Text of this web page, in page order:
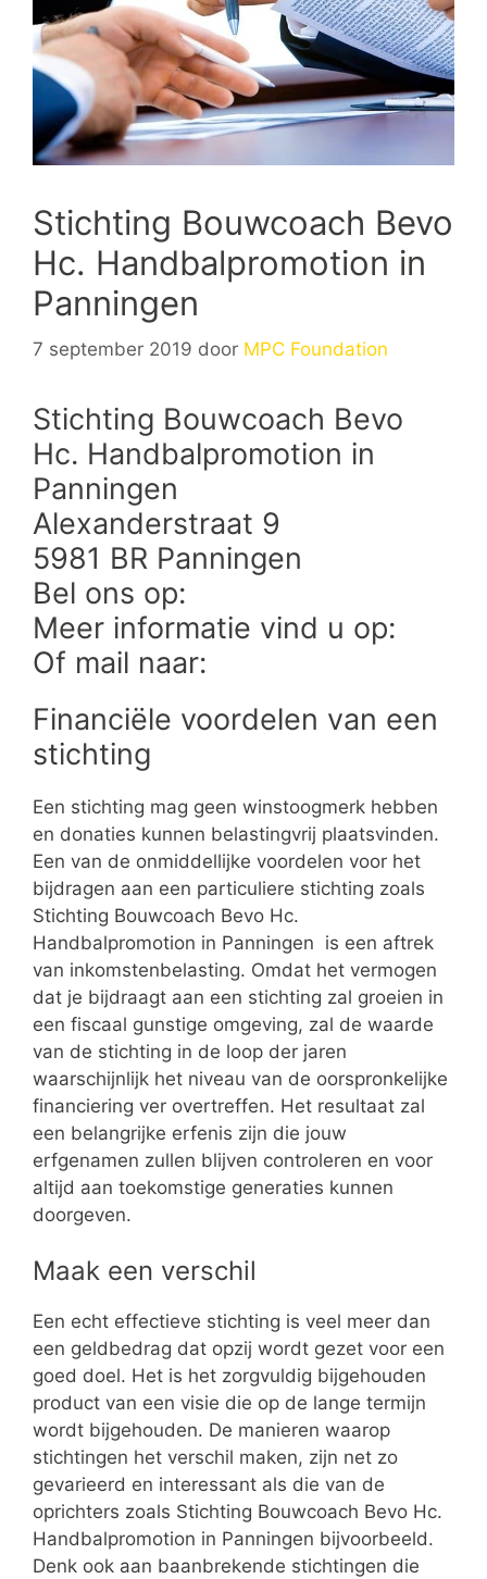
Stichting Bouwcoach Bevo
Hc. Handbalpromotion in
Panningen
7 september 2019 door MPC Foundation
Stichting Bouwcoach Bevo
Hc. Handbalpromotion in
Panningen
Alexanderstraat 9
5981 BR Panningen
Bel ons op:
Meer informatie vind u op:
Of mail naar:
Financiële voordelen van een
stichting
Een stichting mag geen winstoogmerk hebben
en donaties kunnen belastingvrij plaatsvinden.
Een van de onmiddellijke voordelen voor het
bijdragen aan een particuliere stichting zoals
Stichting Bouwcoach Bevo Hc.
Handbalpromotion in Panningen is een aftrek
van inkomstenbelasting. Omdat het vermogen
dat je bijdraagt aan een stichting zal groeien in
een fiscaal gunstige omgeving, zal de waarde
van de stichting in de loop der jaren
waarschijnlijk het niveau van de oorspronkelijke
financiering ver overtreffen. Het resultaat zal
een belangrijke erfenis zijn die jouw
erfgenamen zullen blijven controleren en voor
altijd aan toekomstige generaties kunnen
doorgeven.
Maak een verschil
Een echt effectieve stichting is veel meer dan
een geldbedrag dat opzij wordt gezet voor een
goed doel. Het is het zorgvuldig bijgehouden
product van een visie die op de lange termijn
wordt bijgehouden. De manieren waarop
stichtingen het verschil maken, zijn net zo
gevarieerd en interessant als die van de
oprichters zoals Stichting Bouwcoach Bevo Hc.
Handbalpromotion in Panningen bijvoorbeeld.
Denk ook aan baanbrekende stichtingen die